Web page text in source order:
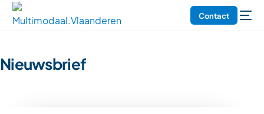
Contact
Nieuwsbrief